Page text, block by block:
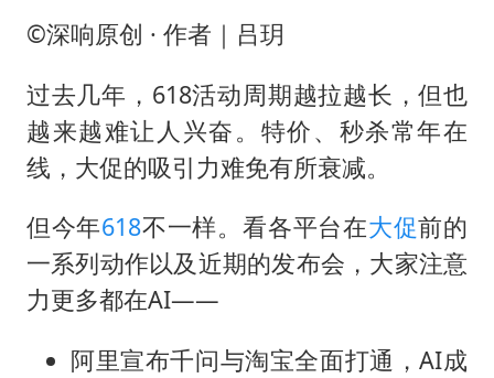
大V：马科斯把路走绝了
香港正式允许“拒绝抢救”
乐享全民健身 共筑健康中国
©️深响原创 · 作者｜吕玥
过去几年，618活动周期越拉越长，但也
越来越难让人兴奋。特价、秒杀常年在
线，大促的吸引力难免有所衰减。
但今年618不一样。看各平台在大促前的
一系列动作以及近期的发布会，大家注意
力更多都在AI——
阿里宣布千问与淘宝全面打通，AI成